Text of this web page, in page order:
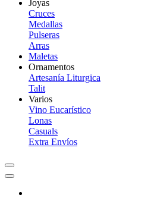
Joyas
Cruces
Medallas
Pulseras
Arras
Maletas
Ornamentos
Artesanía Liturgica
Talit
Varios
Vino Eucarístico
Lonas
Casuals
Extra Envíos